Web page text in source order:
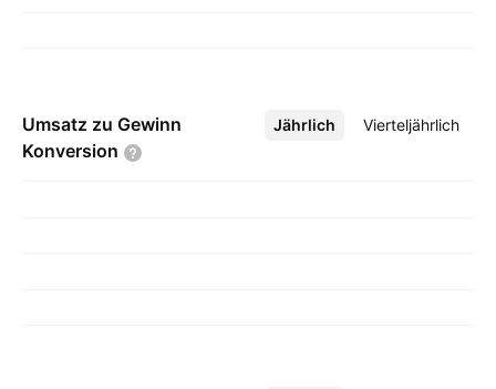
Umsatz zu Gewinn
Konversion
Jährlich Vierteljährlich
Mehr